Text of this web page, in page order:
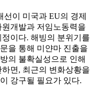
이 미국과 EU의 경제
개발과 저임노동력을
이다. 해빙의 분위기를
을 통해 미얀마 진출을
의 불확실성으로 인해
면, 최근의 변화상황을
강구될 필요가 있다.